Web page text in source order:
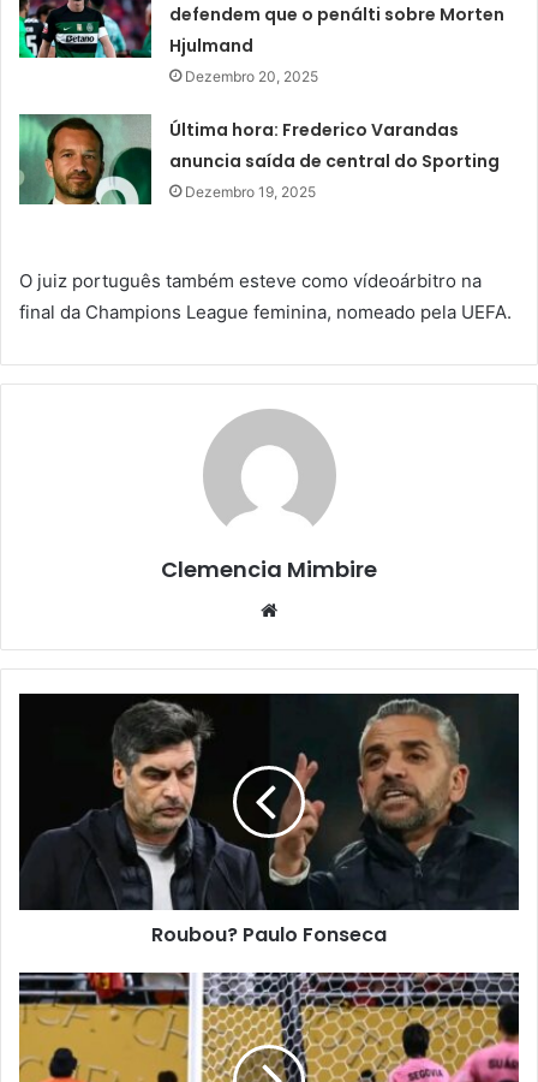
defendem que o penálti sobre Morten
Hjulmand
Dezembro 20, 2025
Última hora: Frederico Varandas
anuncia saída de central do Sporting
Dezembro 19, 2025
O juiz português também esteve como vídeoárbitro na
final da Champions League feminina, nomeado pela UEFA.
Clemencia Mimbire
Website
Roubou? Paulo Fonseca